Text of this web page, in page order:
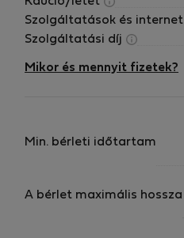
We have a variety of
term letting that are
city center, from
ones to luxurious
compact and
(**) and standard plus
best suits your needs and
Szolgáltatások és internet
Szolgáltatási díj
Mikor és mennyit fizetek?
Min. bérleti időtartam
A bérlet maximális hossza